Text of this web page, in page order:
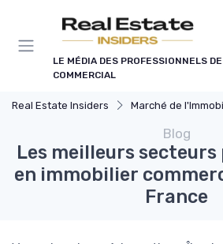
LE MÉDIA DES PROFESSIONNELS
COMMERCIAL
Real Estate Insiders Marché de l'Immobilier
Blog
Les meilleurs
en immobilier
France